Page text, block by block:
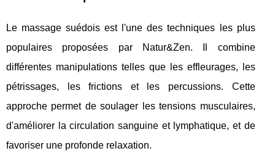
Le massage suédois est l'une des techniques les plus
populaires proposées par Natur&Zen. Il combine
différentes manipulations telles que les effleurages, les
pétrissages, les frictions et les percussions. Cette
approche permet de soulager les tensions musculaires,
d'améliorer la circulation sanguine et lymphatique, et de
favoriser une profonde relaxation.